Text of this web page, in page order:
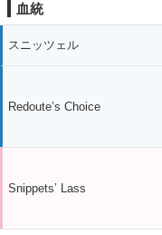
血統
スニッツェル
Redoute’s Choice
Snippets’ Lass